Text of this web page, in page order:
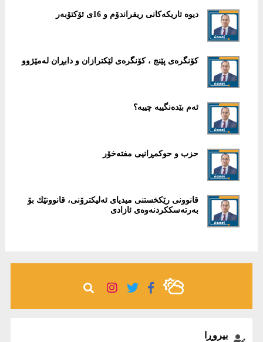
دیوە تاریكەكانی ریفراندۆم و 16ی ئۆكتۆبەر
كۆنگرەی پێنج ، كۆنگرەی لێكترازان و دابڕان لەمێژوو
ئەم بێدەنگییە چییە؟
حزب و حوكمڕانيی مفتەخۆر
قانوونی رێكخستنی میدیای ئەلیكترۆنی، قانوونێك بۆ
بەرتەسككردنەوەی ئازادی
بیروڕا